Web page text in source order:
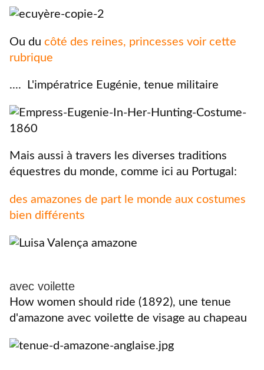
Ou du côté des reines, princesses voir cette
rubrique
.... L'impératrice Eugénie, tenue militaire
Mais aussi à travers les diverses traditions
équestres du monde, comme ici au Portugal:
des amazones de part le monde aux costumes
bien différents
avec voilette
How women should ride (1892), une tenue
d'amazone avec voilette de visage au chapeau